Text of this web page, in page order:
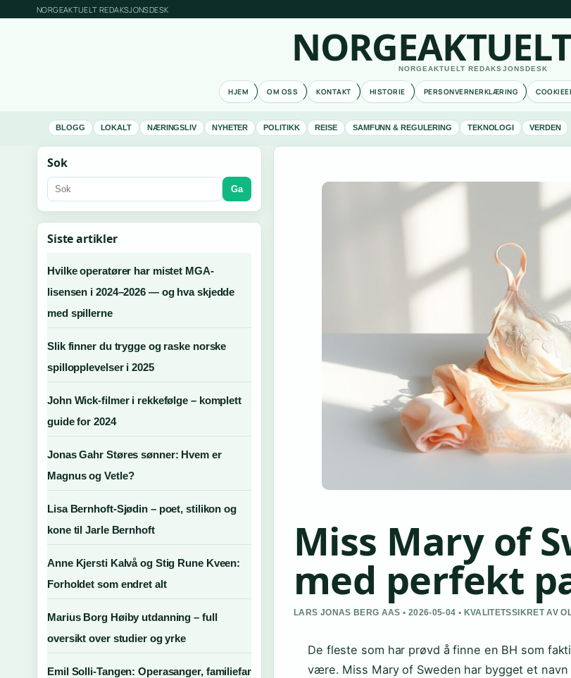
NORGEAKTUELT REDAKSJONSDESK
NORGEAKTUELT REDAKSJONSDESK
HJEM OM OSS KONTAKT HISTORIE PERSONVERNERKLÆRING
BLOGG LOKALT NÆRINGSLIV NYHETER POLITIKK REISE SAMFUNN & REGULERING TEKNOLOGI VERDEN
Miss Mary of
med perfekt
LARS JONAS BERG AAS • 2026-05-04 • KVALITETSSIKRET AV
De fleste som har prøvd å finne en BH som
være. Miss Mary of Sweden har bygget et
Sok
Ga
Siste artikler
Hvilke operatører har mistet MGA-
lisensen i 2024–2026 — og hva skjedde
med spillerne
Slik finner du trygge og raske norske
spillopplevelser i 2025
John Wick-filmer i rekkefølge – komplett
guide for 2024
Jonas Gahr Støres sønner: Hvem er
Magnus og Vetle?
Lisa Bernhoft-Sjødin – poet, stilikon og
kone til Jarle Bernhoft
Anne Kjersti Kalvå og Stig Rune Kveen:
Forholdet som endret alt
Marius Borg Høiby utdanning – full
oversikt over studier og yrke
Emil Solli-Tangen: Operasanger, familiefar